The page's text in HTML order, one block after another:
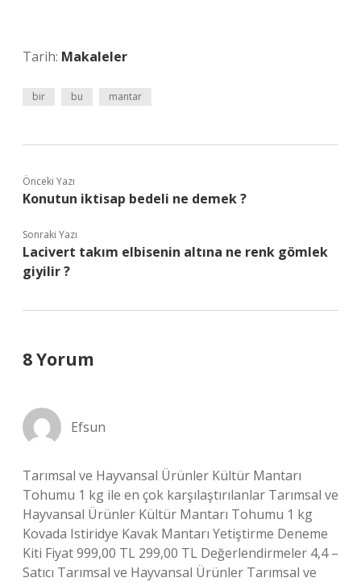
Tarih: Makaleler
bir bu mantar
Önceki Yazı
Konutun iktisap bedeli ne demek ?
Sonraki Yazı
Lacivert takım elbisenin altına ne renk gömlek
giyilir ?
8 Yorum
Efsun
Tarımsal ve Hayvansal Ürünler Kültür Mantarı
Tohumu 1 kg ile en çok karşılaştırılanlar Tarımsal ve
Hayvansal Ürünler Kültür Mantarı Tohumu 1 kg
Kovada Istiridye Kavak Mantarı Yetiştirme Deneme
Kiti Fiyat 999,00 TL 299,00 TL Değerlendirmeler 4,4 –
Satıcı Tarımsal ve Hayvansal Ürünler Tarımsal ve